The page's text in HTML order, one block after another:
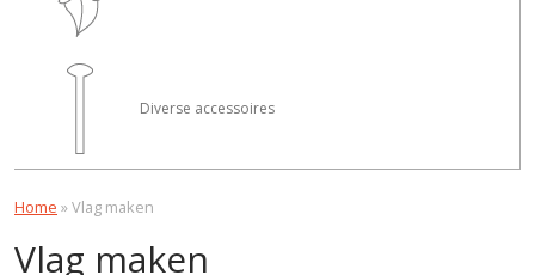
Diverse accessoires
Home »Vlag maken
Vlag maken